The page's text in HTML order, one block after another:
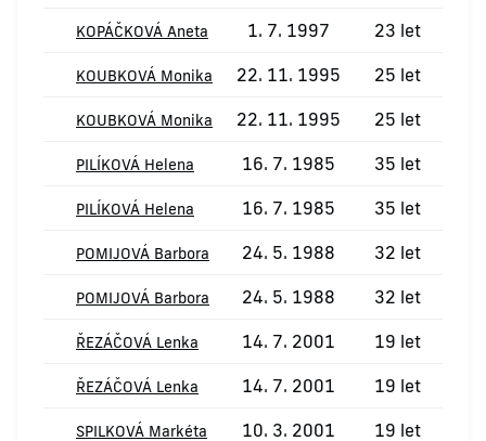
KOPÁČKOVÁ Aneta 1. 7. 1997 23 let
KOUBKOVÁ Monika 22. 11. 1995 25 let
KOUBKOVÁ Monika 22. 11. 1995 25 let
PILÍKOVÁ Helena 16. 7. 1985 35 let
PILÍKOVÁ Helena 16. 7. 1985 35 let
POMIJOVÁ Barbora 24. 5. 1988 32 let
POMIJOVÁ Barbora 24. 5. 1988 32 let
ŘEZÁČOVÁ Lenka 14. 7. 2001 19 let
ŘEZÁČOVÁ Lenka 14. 7. 2001 19 let
SPILKOVÁ Markéta 10. 3. 2001 19 let